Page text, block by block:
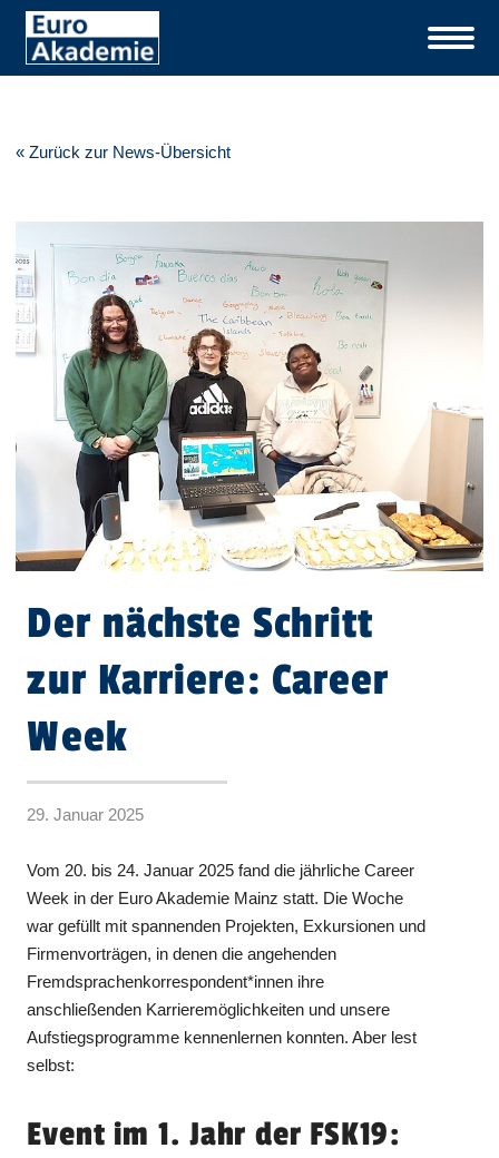
« Zurück zur News-Übersicht
Der nächste Schritt
zur Karriere: Career
Week
29. Januar 2025
Vom 20. bis 24. Januar 2025 fand die jährliche Career
Week in der Euro Akademie Mainz statt. Die Woche
war gefüllt mit spannenden Projekten, Exkursionen und
Firmenvorträgen, in denen die angehenden
Fremdsprachenkorrespondent*innen ihre
anschließenden Karrieremöglichkeiten und unsere
Aufstiegsprogramme kennenlernen konnten. Aber lest
selbst:
Event im 1. Jahr der FSK19: